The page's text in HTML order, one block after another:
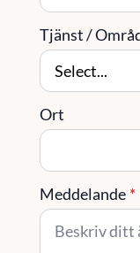
Tjänst /
Ort
Meddelande *